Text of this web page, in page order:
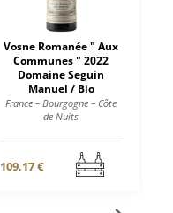
Vosne Romanée " Aux
Communes " 2022
Domaine Seguin
Manuel / Bio
France – Bourgogne – Côte
de Nuits
109,17 €